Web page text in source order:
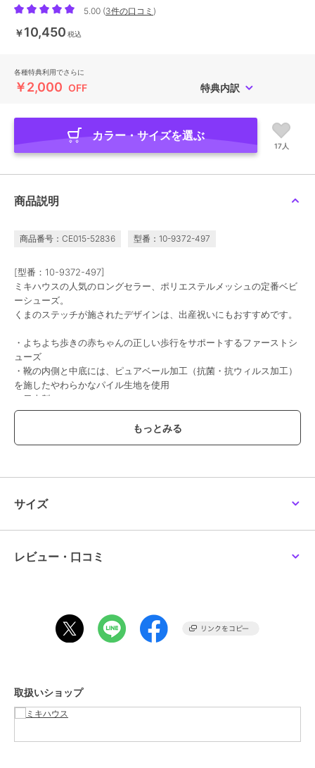
5.00 (3件の口コミ )
￥10,450 税込
各種特典利用でさらに
￥2,000 OFF 特典内訳
カラー・サイズを選ぶ
17人
商品説明
商品番号：CE015-52836 型番：10-9372-497
[型番：10-9372-497]
ミキハウスの人気のロングセラー、ポリエステルメッシュの定番ベビ
ーシューズ。
くまのステッチが施されたデザインは、出産祝いにもおすすめです。
・よちよち歩きの赤ちゃんの正しい歩行をサポートするファーストシ
ューズ
・靴の内側と中底には、ピュアベール加工（抗菌・抗ウィルス加工）
を施したやわらかなパイル生地を使用
・日本製
【ミキハウス ファーストシューズ】
ファーストシューズは、まだまだ不安定で転びやすい赤ちゃんの歩行
【ミキハウスのピュアベール加工】
・優れた洗濯耐久性
素材を使用。
コットンの心地よい風合いそのままに赤ちゃんをやさしく包みます。
サイズ
レビュー・口コミ
取扱いショップ